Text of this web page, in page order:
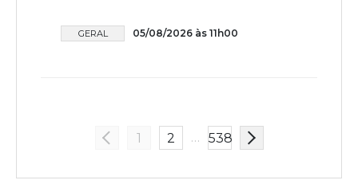
GERAL 05/08/2026 às 11h00
1 2 … 538